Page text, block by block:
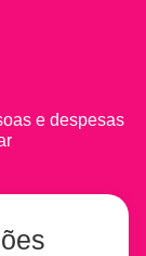
e despesas